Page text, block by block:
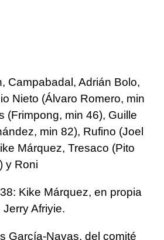
Campabadal, Adrián Bolo,
Nieto (Álvaro Romero, min
(Frimpong, min 46), Guille
min 82), Rufino (Joel
Márquez, Tresaco (Pito
y Roni
Kike Márquez, en propia
Afriyie.
García-Navas, del comité